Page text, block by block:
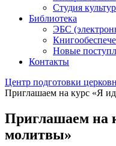
Студия
Библиотека
ЭБС
Новые
Контакты
Центр подготовки
Приглашаем на курс «Я
Приглашаем на
молитвы»